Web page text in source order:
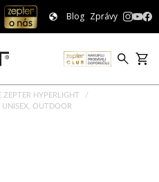
Blog Zprávy
ZEPTER HYPERLIGHT
UNISEX, OUTDOOR